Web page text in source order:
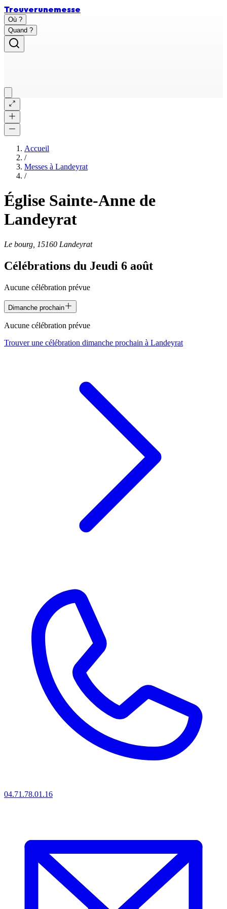
Trouverunemesse
Où ?
Quand ?
Accueil
/
Messes à Landeyrat
/
Église Sainte-Anne de
Landeyrat
Le bourg, 15160 Landeyrat
Célébrations du Jeudi 6 août
Aucune célébration prévue
Dimanche prochain
Aucune célébration prévue
Trouver une célébration dimanche prochain à Landeyrat
04.71.78.01.16